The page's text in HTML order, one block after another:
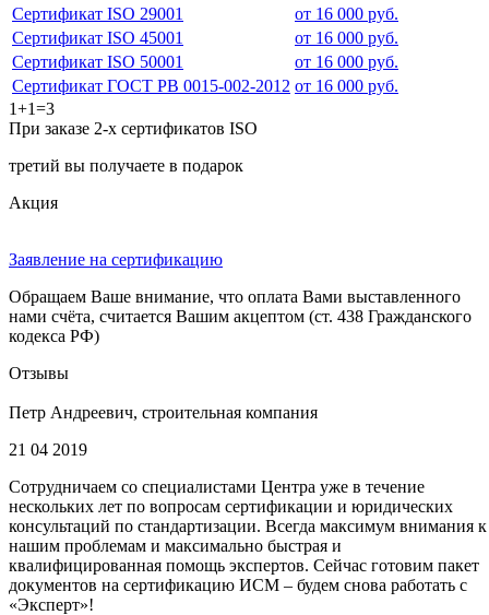
Сертификат ISO 29001
от 16 000 руб.
Сертификат ISO 45001
от 16 000 руб.
Сертификат ISO 50001
от 16 000 руб.
Сертификат ГОСТ РВ 0015-002-2012 от 16 000 руб.
1+1=3
При заказе 2-х сертификатов ISO
третий вы получаете в подарок
Акция
Заявление на сертификацию
Обращаем Ваше внимание, что оплата Вами выставленного
нами счёта, считается Вашим акцептом (ст. 438 Гражданского
кодекса РФ)
Отзывы
Петр Андреевич, строительная компания
21 04 2019
Сотрудничаем со специалистами Центра уже в течение
нескольких лет по вопросам сертификации и юридических
консультаций по стандартизации. Всегда максимум внимания к
нашим проблемам и максимально быстрая и
квалифицированная помощь экспертов. Сейчас готовим пакет
документов на сертификацию ИСМ – будем снова работать с
«Эксперт»!